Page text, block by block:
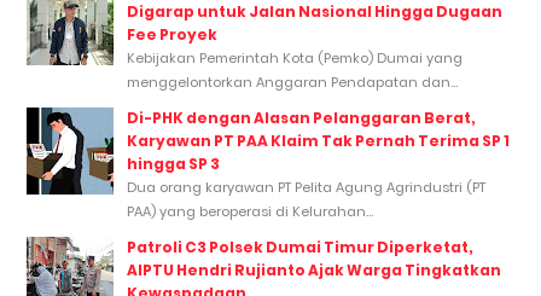
Digarap untuk Jalan Nasional Hingga Dugaan
Fee Proyek
Kebijakan Pemerintah Kota (Pemko) Dumai yang
menggelontorkan Anggaran Pendapatan dan...
Di-PHK dengan Alasan Pelanggaran Berat,
Karyawan PT PAA Klaim Tak Pernah Terima SP 1
hingga SP 3
Dua orang karyawan PT Pelita Agung Agrindustri (PT
PAA) yang beroperasi di Kelurahan...
Patroli C3 Polsek Dumai Timur Diperketat,
AIPTU Hendri Rujianto Ajak Warga Tingkatkan